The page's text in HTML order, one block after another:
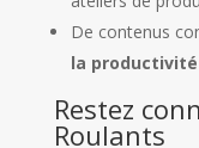
De contenus
la productivité
Restez
Roulants